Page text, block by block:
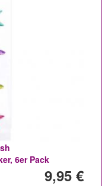
6er Pack
9,95 €